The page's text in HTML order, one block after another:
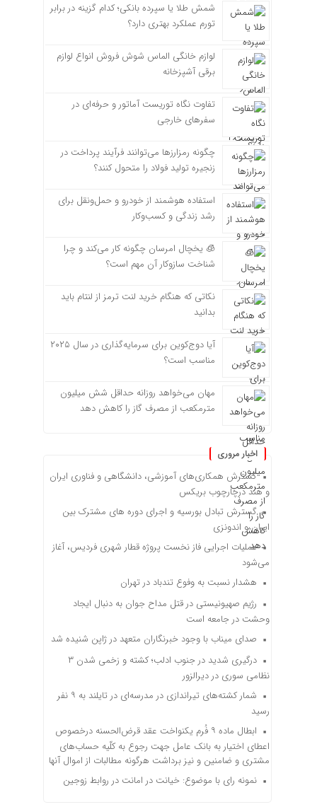
شمش طلا یا سپرده بانکی؛ کدام گزینه در برابر
تورم عملکرد بهتری دارد؟
لوازم خانگی الماس شوش فروش انواع لوازم
برقی آشپزخانه
تفاوت نگاه توریست آماتور و حرفه‌ای در
سفرهای خارجی
چگونه رمزارزها می‌توانند فرآیند پرداخت در
زنجیره تولید فولاد را متحول کنند؟
استفاده هوشمند از خودرو و حمل‌ونقل برای
رشد زندگی و کسب‌وکار
🧊 یخچال امرسان چگونه کار می‌کند و چرا
شناخت سازوکار آن مهم است؟
نکاتی که هنگام خرید لنت ترمز از لنتام باید
بدانید
آیا دوج‌کوین برای سرمایه‌گذاری در سال ۲۰۲۵
مناسب است؟
مهان می‌خواهد روزانه حداقل شش میلیون
مترمکعب از مصرف گاز را کاهش دهد
اخبار مروری
گسترش همکاری‌های آموزشی، دانشگاهی و فناوری ایران
و هند درچارچوب بریکس
گسترش تبادل بورسیه و اجرای دوره های مشترک بین
ایران و اندونزی
عملیات اجرایی فاز نخست پروژه قطار شهری فردیس، آغاز
می‌شود
هشدار نسبت به وفوع تندباد در تهران
رژیم صهیونیستی در قتل مداح جوان به دنبال ایجاد
وحشت در جامعه است
صدای میناب با وجود خبرنگاران متعهد در ژاپن شنیده شد
درگیری شدید در جنوب ادلب؛ کشته و زخمی شدن ۳
نظامی سوری در دیرالزور
شمار کشته‌های تیراندازی در مدرسه‌ای در تایلند به ۹ نفر
رسید
ابطال ماده ۹ فُرم یکنواخت عقد قرض‌الحسنه درخصوص
اعطای اختیار به بانک عامل جهت رجوع به کلّیه حساب‌های
مشتری و ضامنین و نیز برداشت هرگونه مطالبات از اموال آنها
نمونه رای با موضوع: خیانت در امانت در روابط زوجین